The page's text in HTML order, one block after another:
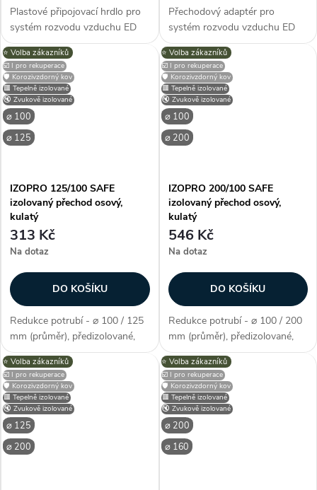
Plastové připojovací hrdlo pro
systém rozvodu vzduchu ED
Flex® LOCK slouží k propojení
redukci ED Flex potrubí o Ø 75
a 90 mm s rozvodným boxem.
Zákazníci často...
Přechodový adaptér pro
systém rozvodu vzduchu ED
Flex® slouží k propojení -
redukci ED Flex potrubí o Ø 75
a 90 mm. Zákazníci často
dokupují...
⌀ 100
⌀ 125
⭐️ Volba zákazníků
🟥 Tepelně izolované
🔇 Zvukově izolované
☑️ I pro rekuperace
🛡️ Korozivzdorný kov
IZOPRO 125/100 SAFE
izolovaný přechod osový,
kulatý
313 Kč
Na dotaz
DO KOŠÍKU
Redukce potrubí - ⌀ 100 / 125
mm (průměr), předizolované,
materiál pozink. ocel, materiál
izolace (FEF elastomerová
pěna), snadná instalace, požární
bezpečnost třídy B,...
⌀ 100
⭐️ Volba zákazníků
⌀ 200
🟥 Tepelně izolované
🔇 Zvukově izolované
☑️ I pro rekuperace
🛡️ Korozivzdorný kov
IZOPRO 200/100 SAFE
izolovaný přechod osový,
kulatý
546 Kč
Na dotaz
DO KOŠÍKU
Redukce potrubí - ⌀ 100 / 200
mm (průměr), předizolované,
materiál pozink. ocel, materiál
izolace (FEF elastomerová
pěna), snadná instalace, požární
bezpečnost třídy B,...
⌀ 125
⭐️ Volba zákazníků
⌀ 200
🟥 Tepelně izolované
🔇 Zvukově izolované
☑️ I pro rekuperace
🛡️ Korozivzdorný kov
⭐️ Volba zákazníků
⌀ 200
⌀ 160
🟥 Tepelně izolované
🔇 Zvukově izolované
☑️ I pro rekuperace
🛡️ Korozivzdorný kov